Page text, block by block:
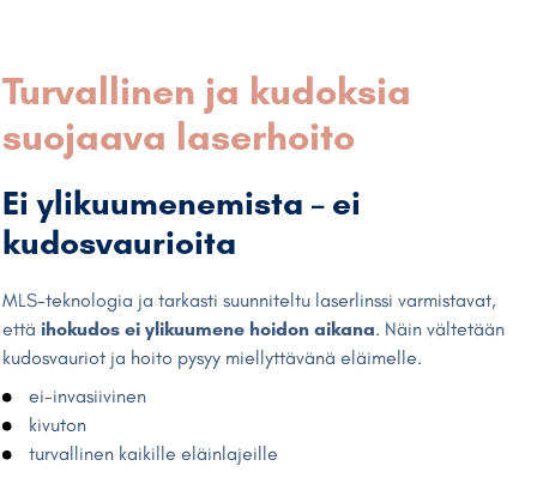
Turvallinen ja kudoksia
suojaava laserhoito
Ei ylikuumenemista – ei
kudosvaurioita
MLS-teknologia ja tarkasti suunniteltu laserlinssi varmistavat,
että ihokudos ei ylikuumene hoidon aikana. Näin vältetään
kudosvauriot ja hoito pysyy miellyttävänä eläimelle.
ei-invasiivinen
kivuton
turvallinen kaikille eläinlajeille